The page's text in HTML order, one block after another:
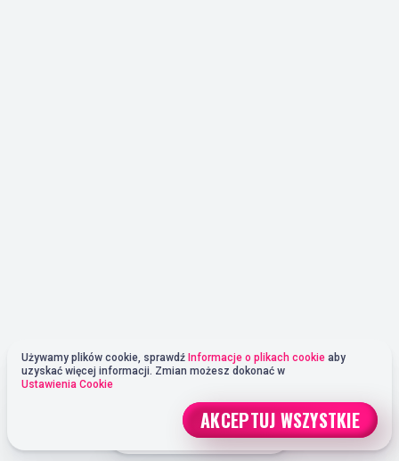
DOŁĄCZ TERAZ
Używamy plików cookie, sprawdź Informacje o plikach cookie aby
uzyskać więcej informacji. Zmian możesz dokonać w
Ustawienia Cookie
AKCEPTUJ WSZYSTKIE